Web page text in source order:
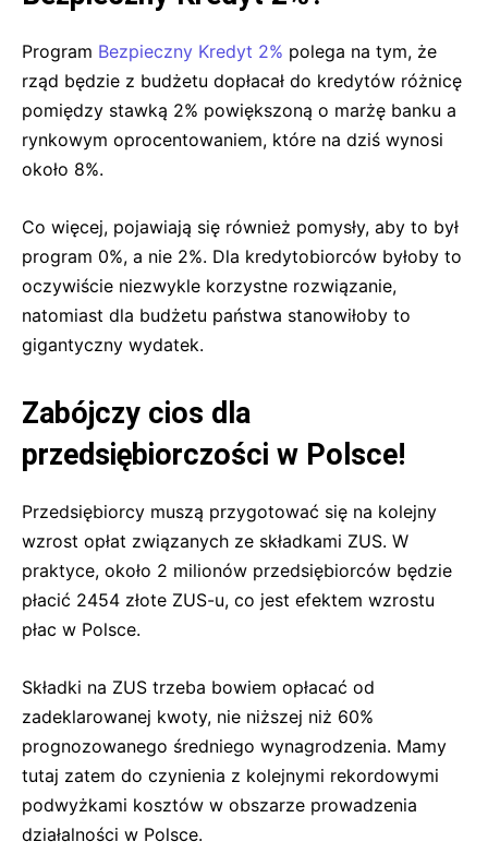
Program Bezpieczny Kredyt 2% polega na tym, że
rząd będzie z budżetu dopłacał do kredytów różnicę
pomiędzy stawką 2% powiększoną o marżę banku a
rynkowym oprocentowaniem, które na dziś wynosi
około 8%.
Co więcej, pojawiają się również pomysły, aby to był
program 0%, a nie 2%. Dla kredytobiorców byłoby to
oczywiście niezwykle korzystne rozwiązanie,
natomiast dla budżetu państwa stanowiłoby to
gigantyczny wydatek.
Zabójczy cios dla
przedsiębiorczości w Polsce!
Przedsiębiorcy muszą przygotować się na kolejny
wzrost opłat związanych ze składkami ZUS. W
praktyce, około 2 milionów przedsiębiorców będzie
płacić 2454 złote ZUS-u, co jest efektem wzrostu
płac w Polsce.
Składki na ZUS trzeba bowiem opłacać od
zadeklarowanej kwoty, nie niższej niż 60%
prognozowanego średniego wynagrodzenia. Mamy
tutaj zatem do czynienia z kolejnymi rekordowymi
podwyżkami kosztów w obszarze prowadzenia
działalności w Polsce.